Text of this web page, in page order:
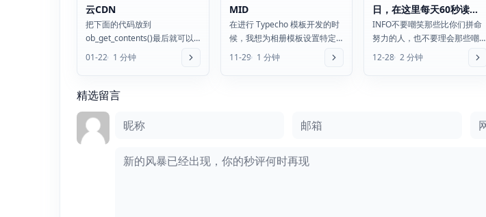
云CDN
把下面的代码放到
ob_get_contents()最后就可以
使用又拍云CDN加速了/usr
01-22 1 分钟
MID
在进行 Typecho 模板开发的时
候，我想为相册模板设置特定
的样式，于是就想通过 mid 判
定输出。网上...
11-29 1 分钟
日，在这里每天60秒读懂
世界！
INFO不要嘲笑那些比你们拼命
努力的人，也不要理会那些嘲
笑你拼命努力的人。中央气象
台：元旦假期将有强冷空气...
12-28 2 分钟
精选留言
昵称
邮箱
评论框